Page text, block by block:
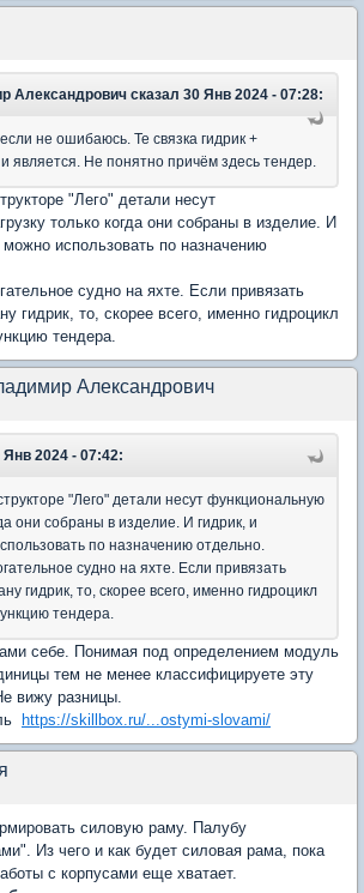
Александрович сказал 30 Янв 2024 - 07:28:
не ошибаюсь. Те связка гидрик +
является. Не понятно причём здесь тендер.
"Лего" детали несут
только когда они собраны в изделие. И
можно использовать по назначению
судно на яхте. Если привязать
гидрик, то, скорее всего, именно гидроцикл
тендера.
Александрович
Янв 2024 - 07:42:
"Лего" детали несут функциональную
они собраны в изделие. И гидрик, и
по назначению отдельно.
судно на яхте. Если привязать
гидрик, то, скорее всего, именно гидроцикл
тендера.
себе. Понимая под определением модуль
тем не менее классифицируете эту
вижу разницы.
https://skillbox.ru/...ostymi-slovami/
силовую раму. Палубу
Из чего и как будет силовая рама, пока
с корпусами еще хватает.